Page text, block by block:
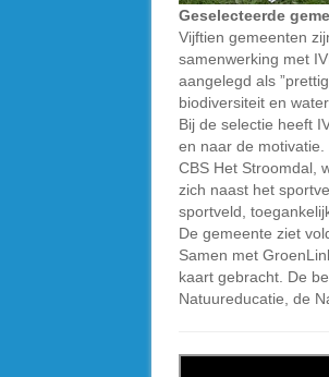
Geselecteerde
Vijftien gemeenten
samenwerking met
aangelegd als
biodiversiteit en
Bij de selectie heeft
en naar de motivatie.
CBS Het Stroomdal,
zich naast het
sportveld,
De gemeente ziet
Samen met
kaart gebracht. De
Natuureducatie, de